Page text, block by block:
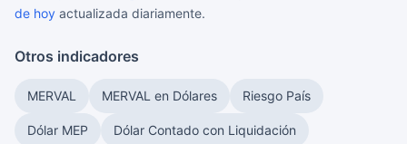
de hoy actualizada diariamente.
Otros indicadores
MERVAL MERVAL en Dólares Riesgo País
Dólar MEP Dólar Contado con Liquidación